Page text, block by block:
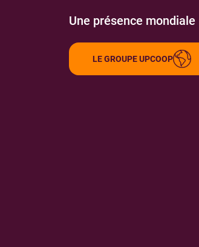
Une présence mondiale
LE GROUPE UPCOOP